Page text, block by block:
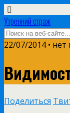
Утренний страж
22/07/2014 •
Поделиться